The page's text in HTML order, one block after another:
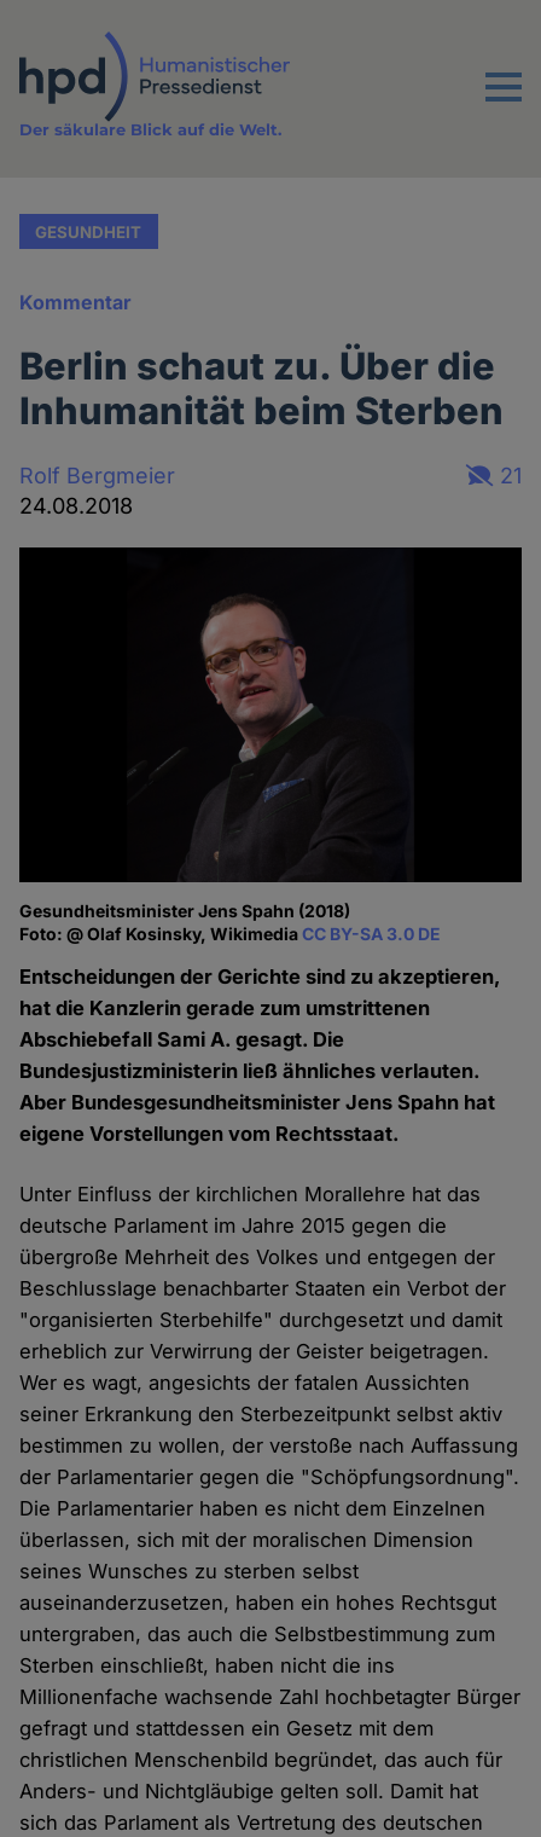
Inhalt
Menu
Der säkulare Blick auf die Welt.
GESUNDHEIT
Kommentar
Berlin schaut zu. Über die
Inhumanität beim Sterben
Rolf Bergmeier
24.08.2018
21
Gesundheitsminister Jens Spahn (2018)
Foto: @ Olaf Kosinsky, WikimediaCC BY-SA 3.0 DE
Entscheidungen der Gerichte sind zu akzeptieren,
hat die Kanzlerin gerade zum umstrittenen
Abschiebefall Sami A. gesagt. Die
Bundesjustizministerin ließ ähnliches verlauten.
Aber Bundesgesundheitsminister Jens Spahn hat
eigene Vorstellungen vom Rechtsstaat.
Unter Einfluss der kirchlichen Morallehre hat das
deutsche Parlament im Jahre 2015 gegen die
übergroße Mehrheit des Volkes und entgegen der
Beschlusslage benachbarter Staaten ein Verbot der
"organisierten Sterbehilfe" durchgesetzt und damit
erheblich zur Verwirrung der Geister beigetragen.
Wer es wagt, angesichts der fatalen Aussichten
seiner Erkrankung den Sterbezeitpunkt selbst aktiv
bestimmen zu wollen, der verstoße nach Auffassung
der Parlamentarier gegen die "Schöpfungsordnung".
Die Parlamentarier haben es nicht dem Einzelnen
überlassen, sich mit der moralischen Dimension
seines Wunsches zu sterben selbst
auseinanderzusetzen, haben ein hohes Rechtsgut
untergraben, das auch die Selbstbestimmung zum
Sterben einschließt, haben nicht die ins
Millionenfache wachsende Zahl hochbetagter Bürger
gefragt und stattdessen ein Gesetz mit dem
christlichen Menschenbild begründet, das auch für
Anders- und Nichtgläubige gelten soll. Damit hat
sich das Parlament als Vertretung des deutschen